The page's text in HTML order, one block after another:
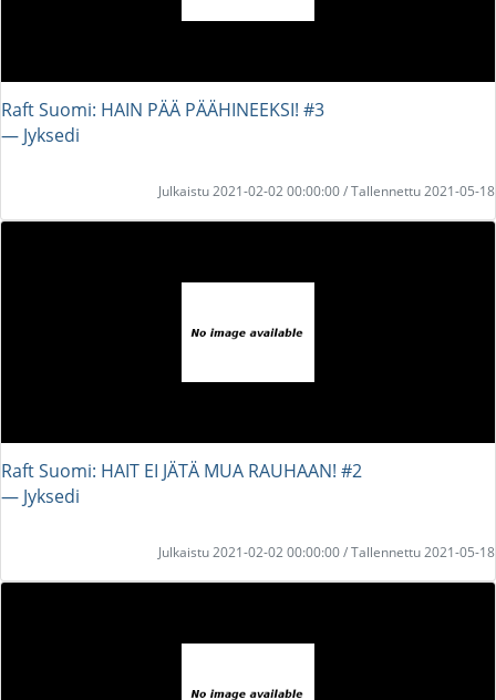
Raft Suomi: HAIN PÄÄ PÄÄHINEEKSI! #3
― Jyksedi
Julkaistu 2021-02-02 00:00:00 / Tallennettu 2021-05-18
Raft Suomi: HAIT EI JÄTÄ MUA RAUHAAN! #2
― Jyksedi
Julkaistu 2021-02-02 00:00:00 / Tallennettu 2021-05-18